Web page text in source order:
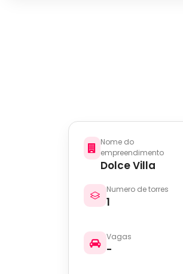
Nome do
empreendimento
Dolce Villa
Numero de torres
1
Vagas
-